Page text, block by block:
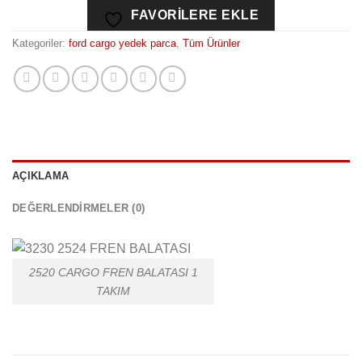
FAVORILERE EKLE
Kategoriler: ford cargo yedek parca Tüm Ürünler
AÇIKLAMA
DEĞERLENDIRMELER (0)
2520 CARGO FREN BALATASI 1
TAKIM